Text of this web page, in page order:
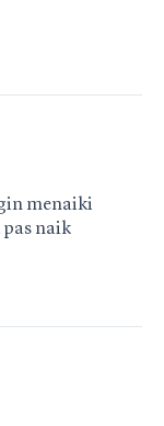
menaiki
naik